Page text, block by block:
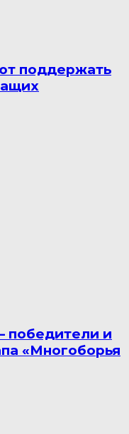
поддержать
победители и
«Многоборья